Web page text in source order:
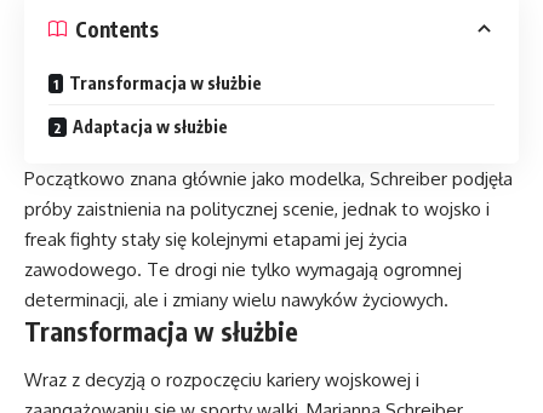
Contents
Transformacja w służbie
Adaptacja w służbie
Początkowo znana głównie jako modelka, Schreiber podjęła
próby zaistnienia na politycznej scenie, jednak to wojsko i
freak fighty stały się kolejnymi etapami jej życia
zawodowego. Te drogi nie tylko wymagają ogromnej
determinacji, ale i zmiany wielu nawyków życiowych.
Transformacja w służbie
Wraz z decyzją o rozpoczęciu kariery wojskowej i